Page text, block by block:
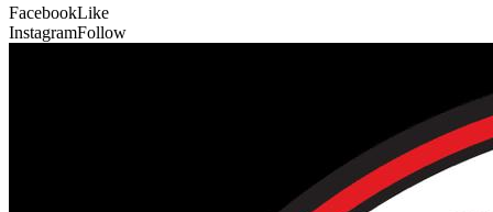
FacebookLike
InstagramFollow